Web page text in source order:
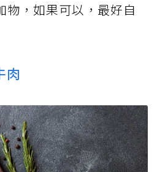
物，如果可以，最好自
肉